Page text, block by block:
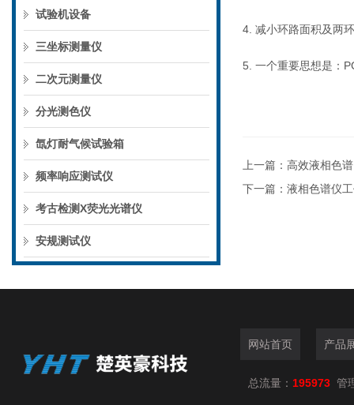
试验机设备
三坐标测量仪
二次元测量仪
分光测色仪
氙灯耐气候试验箱
频率响应测试仪
考古检测X荧光光谱仪
安规测试仪
4. 减小环路面积及两
5. 一个重要思想是：
上一篇： 高效液相色
下一篇： 液相色谱仪
网站首页 产品
总流量： 195973 管